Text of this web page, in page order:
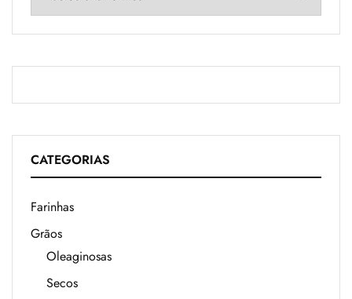
CATEGORIAS
Farinhas
Grãos
Oleaginosas
Secos